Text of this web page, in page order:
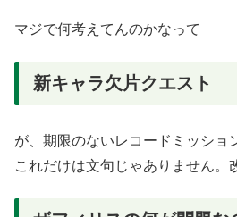
マジで何考えてんのかなって
新キャラ欠片クエスト
が、期限のないレコードミッショ
これだけは文句じゃありません。